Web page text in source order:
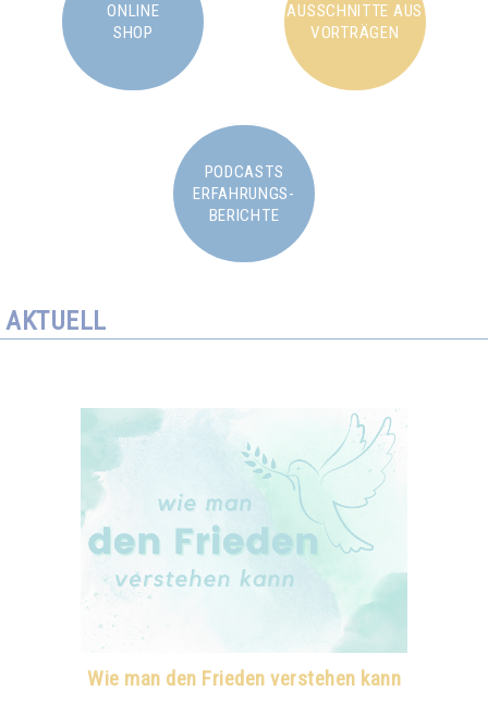
ONLINE
SHOP
AUSSCHNITTE AUS
VORTRÄGEN
PODCASTS
ERFAHRUNGS-
BERICHTE
AKTUELL
Wie man den Frieden verstehen kann